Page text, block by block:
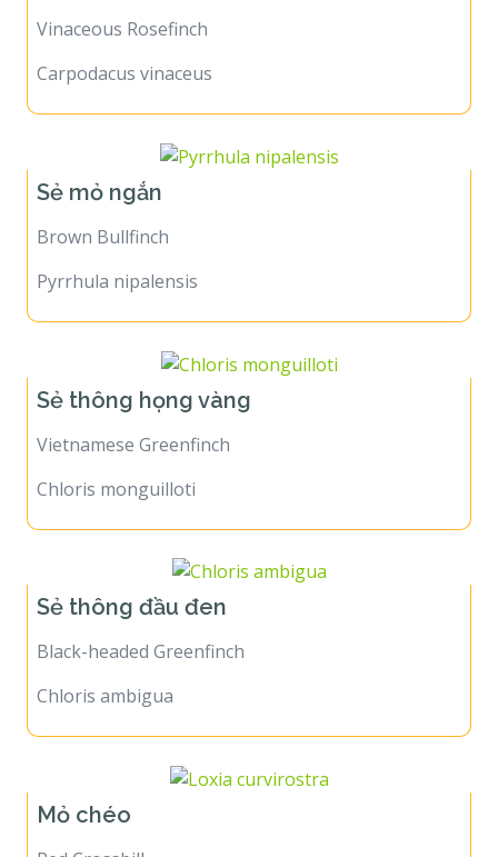
Vinaceous Rosefinch
Carpodacus vinaceus
Sẻ mỏ ngắn
Brown Bullfinch
Pyrrhula nipalensis
Sẻ thông họng vàng
Vietnamese Greenfinch
Chloris monguilloti
Sẻ thông đầu đen
Black-headed Greenfinch
Chloris ambigua
Mỏ chéo